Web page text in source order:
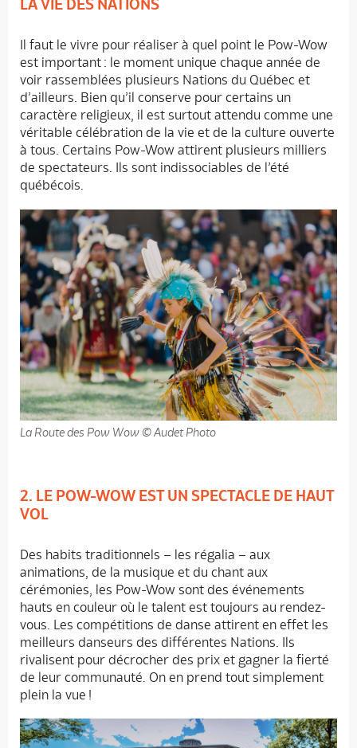
LA VIE DES NATIONS
Il faut le vivre pour réaliser à quel point le Pow-Wow
est important : le moment unique chaque année de
voir rassemblées plusieurs Nations du Québec et
d’ailleurs. Bien qu’il conserve pour certains un
caractère religieux, il est surtout attendu comme une
véritable célébration de la vie et de la culture ouverte
à tous. Certains Pow-Wow attirent plusieurs milliers
de spectateurs. Ils sont indissociables de l’été
québécois.
La Route des Pow Wow © Audet Photo
2. LE POW-WOW EST UN SPECTACLE DE HAUT
VOL
Des habits traditionnels – les régalia – aux
animations, de la musique et du chant aux
cérémonies, les Pow-Wow sont des événements
hauts en couleur où le talent est toujours au rendez-
vous. Les compétitions de danse attirent en effet les
meilleurs danseurs des différentes Nations. Ils
rivalisent pour décrocher des prix et gagner la fierté
de leur communauté. On en prend tout simplement
plein la vue !